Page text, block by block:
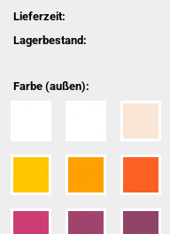
Lieferzeit:
Lagerbestand:
Farbe (außen):